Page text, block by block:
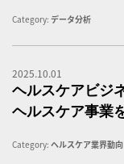
Category: データ分析
2025.10.01
ヘルスケアビジ
ヘルスケア事業
Category: ヘルスケア業界動向